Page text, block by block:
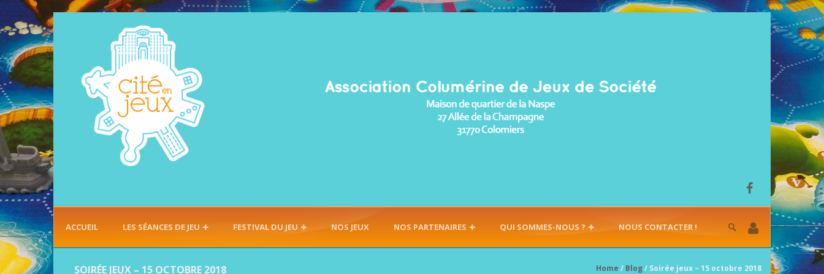
ACCUEIL LES SÉANCES DE JEU FESTIVAL DU JEU NOS JEUX NOS PARTENAIRES QUI SOMMES-NOUS ? NOUS CONTACTER !
SOIRÉE JEUX – 15 OCTOBRE 2018 Home / Blog/ Soirée jeux – 15 octobre 2018